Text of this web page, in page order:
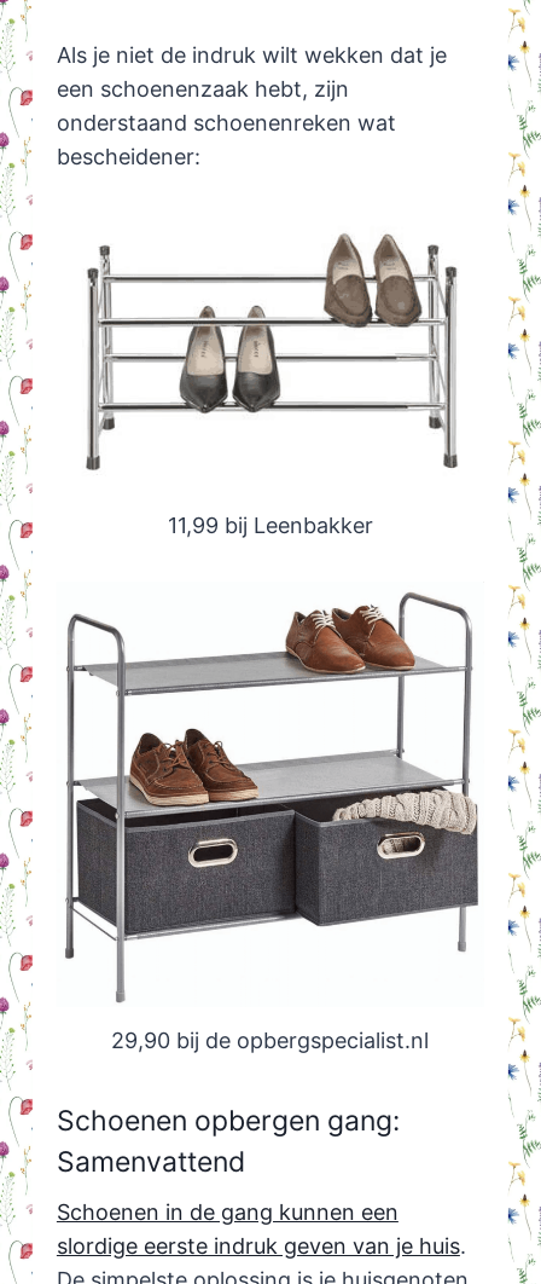
Als je niet de indruk wilt wekken dat je
een schoenenzaak hebt, zijn
onderstaand schoenenreken wat
bescheidener:
11,99 bij Leenbakker
29,90 bij de opbergspecialist.nl
Schoenen opbergen gang:
Samenvattend
Schoenen in de gang kunnen een
slordige eerste indruk geven van je huis.